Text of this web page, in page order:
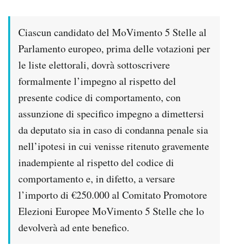
Ciascun candidato del MoVimento 5 Stelle al
Parlamento europeo, prima delle votazioni per
le liste elettorali, dovrà sottoscrivere
formalmente l’impegno al rispetto del
presente codice di comportamento, con
assunzione di specifico impegno a dimettersi
da deputato sia in caso di condanna penale sia
nell’ipotesi in cui venisse ritenuto gravemente
inadempiente al rispetto del codice di
comportamento e, in difetto, a versare
l’importo di €250.000 al Comitato Promotore
Elezioni Europee MoVimento 5 Stelle che lo
devolverà ad ente benefico.